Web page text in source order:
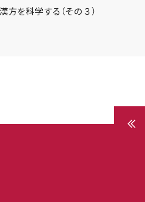
を科学する（その３）